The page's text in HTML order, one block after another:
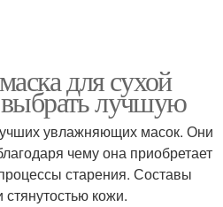
для сухой
лучшую
увлажняющих масок. Они
чему она приобретает
старения. Составы
кожи.